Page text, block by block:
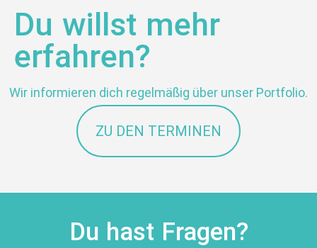
Du willst mehr
erfahren?
Wir informieren dich regelmäßig über unser Portfolio.
ZU DEN TERMINEN
Du hast Fragen?